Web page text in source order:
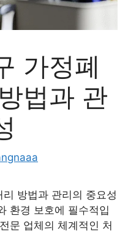
가정폐
법과 관
방법과 관리의 중요성
환경 보호에 필수적입
문 업체의 체계적인 처